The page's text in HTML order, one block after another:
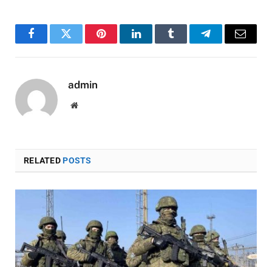
FacebookTwitter PinterestLinkedInTumblr TelegramEmail
admin
Website
RELATEDPOSTS